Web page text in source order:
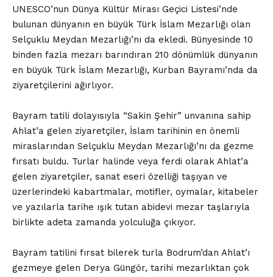
UNESCO’nun Dünya Kültür Mirası Geçici Listesi’nde
bulunan dünyanın en büyük Türk İslam Mezarlığı olan
Selçuklu Meydan Mezarlığı’nı da ekledi. Bünyesinde 10
binden fazla mezarı barındıran 210 dönümlük dünyanın
en büyük Türk İslam Mezarlığı, Kurban Bayramı’nda da
ziyaretçilerini ağırlıyor.
Bayram tatili dolayısıyla “Sakin Şehir” unvanına sahip
Ahlat’a gelen ziyaretçiler, İslam tarihinin en önemli
miraslarından Selçuklu Meydan Mezarlığı’nı da gezme
fırsatı buldu. Turlar halinde veya ferdi olarak Ahlat’a
gelen ziyaretçiler, sanat eseri özelliği taşıyan ve
üzerlerindeki kabartmalar, motifler, oymalar, kitabeler
ve yazılarla tarihe ışık tutan abidevi mezar taşlarıyla
birlikte adeta zamanda yolculuğa çıkıyor.
Bayram tatilini fırsat bilerek turla Bodrum’dan Ahlat’ı
gezmeye gelen Derya Güngör, tarihi mezarlıktan çok